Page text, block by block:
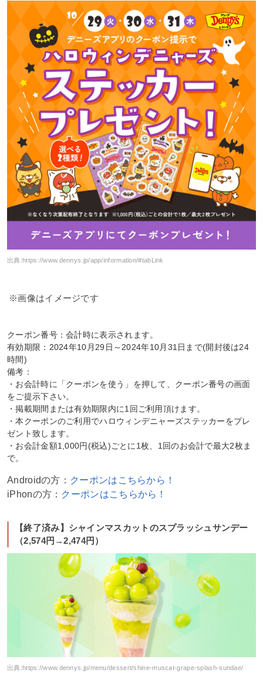
出典: https://www.dennys.jp/app/information/#tabLink
※画像はイメージです
クーポン番号：会計時に表示されます。
有効期限：2024年10月29日～2024年10月31日まで(開封後は24
時間)
備考：
・お会計時に「クーポンを使う」を押して、クーポン番号の画面
をご提示下さい。
・掲載期間または有効期限内に1回ご利用頂けます。
・本クーポンのご利用でハロウィンデニャーズステッカーをプレ
ゼント致します。
・お会計金額1,000円(税込)ごとに1枚、1回のお会計で最大2枚ま
で。
Androidの方： クーポンはこちらから！
iPhonの方： クーポンはこちらから！
【終了済み】シャインマスカットのスプラッシュサンデー
（2,574円→2,474円）
出典:https://www.dennys.jp/menu/dessert/shine-muscat-grape-splash-sundae/